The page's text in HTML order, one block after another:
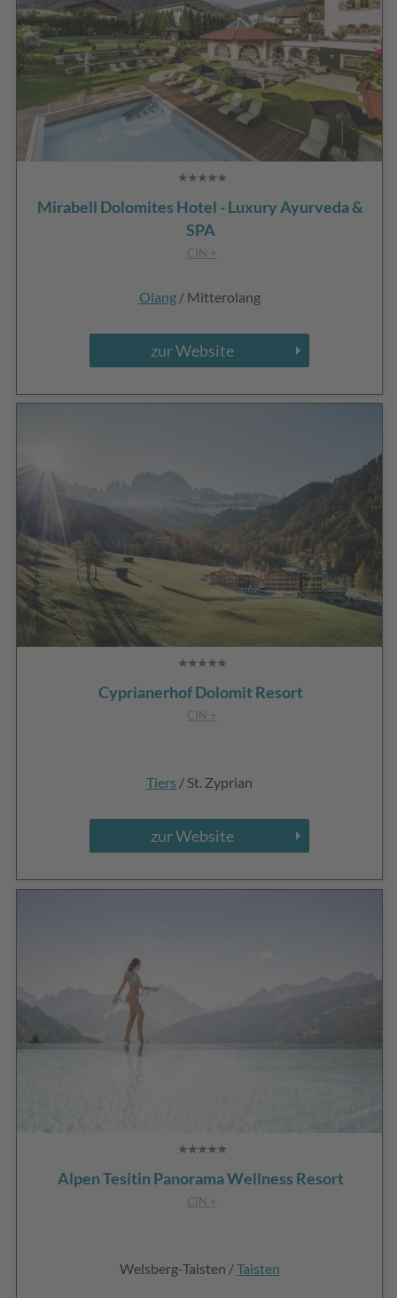
Mirabell Dolomites Hotel - Luxury Ayurveda &
SPA
CIN +
Olang/ Mitterolang
zur Website
Cyprianerhof Dolomit Resort
CIN +
Tiers / St. Zyprian
zur Website
Alpen Tesitin Panorama Wellness Resort
CIN +
Welsberg-Taisten /Taisten